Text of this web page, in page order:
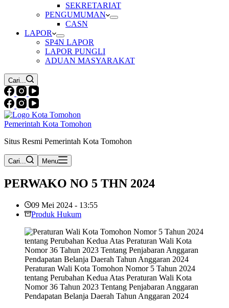
SEKRETARIAT
PENGUMUMAN
CASN
LAPOR
SP4N LAPOR
LAPOR PUNGLI
ADUAN MASYARAKAT
Cari...
Pemerintah Kota Tomohon
Situs Resmi Pemerintah Kota Tomohon
Cari... Menu
PERWAKO NO 5 THN 2024
09 Mei 2024 - 13:55
Produk Hukum
Peraturan Wali Kota Tomohon Nomor 5 Tahun 2024
tentang Perubahan Kedua Atas Peraturan Wali Kota
Nomor 36 Tahun 2023 Tentang Penjabaran Anggaran
Pendapatan Belanja Daerah Tahun Anggaran 2024